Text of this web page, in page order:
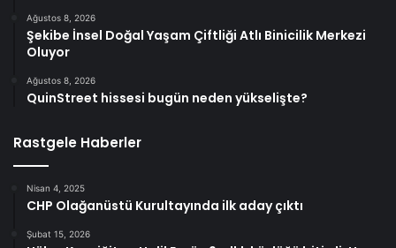
Ağustos 8, 2026
Şekibe İnsel Doğal Yaşam Çiftliği Atlı Binicilik Merkezi
Oluyor
Ağustos 8, 2026
QuinStreet hissesi bugün neden yükselişte?
Rastgele Haberler
Nisan 4, 2025
CHP Olağanüstü Kurultayında ilk aday çıktı
Şubat 15, 2026